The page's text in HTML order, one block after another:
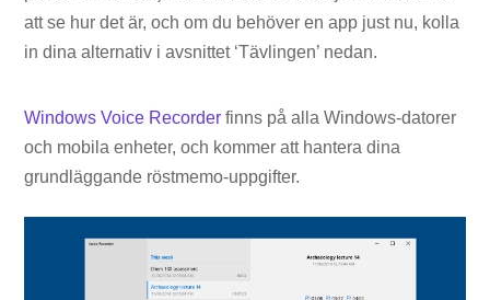
att se hur det är, och om du behöver en app just nu, kolla
in dina alternativ i avsnittet ‘Tävlingen’ nedan.
Windows Voice Recorder finns på alla Windows-datorer
och mobila enheter, och kommer att hantera dina
grundläggande röstmemo-uppgifter.